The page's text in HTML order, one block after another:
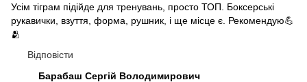
Усім тіграм підійде для тренувань, просто ТОП. Боксерські
рукавички, взуття, форма, рушник, і ще місце є. Рекомендую💪
🫂
Відповісти
Барабаш Сергій Володимирович